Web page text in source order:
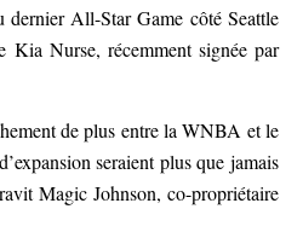
All-Star Game côté Seattle
Kia Nurse, récemment signée par
de plus entre la WNBA et le
seraient plus que jamais
Magic Johnson, co-propriétaire